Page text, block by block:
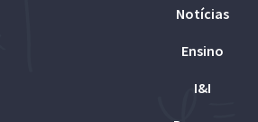
Notícias
Ensino
I&I